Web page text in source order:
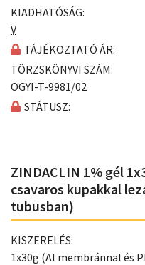
KIADHATÓSÁG:
V
TÁJÉKOZTATÓ ÁR:
TÖRZSKÖNYVI SZÁM:
OGYI-T-9981/02
STÁTUSZ:
ZINDACLIN 1% gél
csavaros kupakkal
tubusban)
KISZERELÉS:
1x30g (Al membránnal és